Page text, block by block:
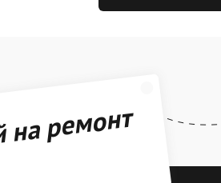
ремонт